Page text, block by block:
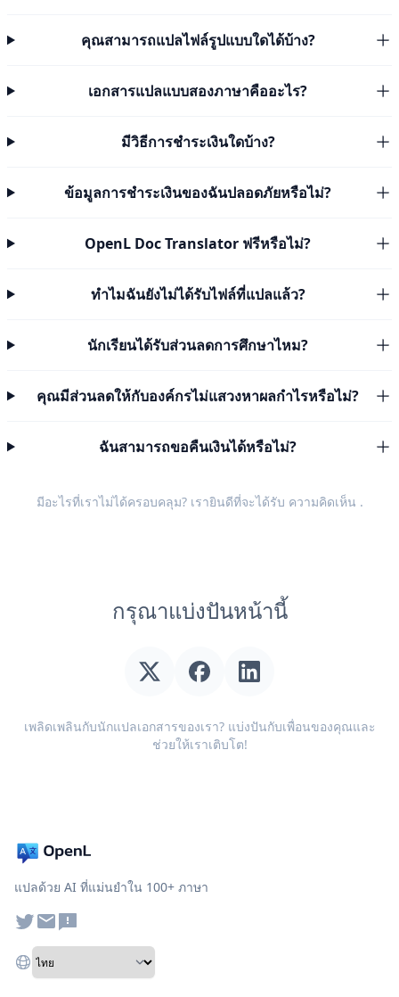
คุณสามารถแปลไฟล์รูปแบบใดได้บ้าง?
เอกสารแปลแบบสองภาษาคืออะไร?
มีวิธีการชำระเงินใดบ้าง?
ข้อมูลการชำระเงินของฉันปลอดภัยหรือไม่?
OpenL Doc Translator ฟรีหรือไม่?
ทำไมฉันยังไม่ได้รับไฟล์ที่แปลแล้ว?
นักเรียนได้รับส่วนลดการศึกษาไหม?
คุณมีส่วนลดให้กับองค์กรไม่แสวงหาผลกำไรหรือไม่?
ฉันสามารถขอคืนเงินได้หรือไม่?
มีอะไรที่เราไม่ได้ครอบคลุม? เรายินดีที่จะได้รับ ความคิดเห็น .
กรุณาแบ่งปันหน้านี้
เพลิดเพลินกับนักแปลเอกสารของเรา? แบ่งปันกับเพื่อนของคุณและ
ช่วยให้เราเติบโต!
แปลด้วย AI ที่แม่นยำใน 100+ ภาษา